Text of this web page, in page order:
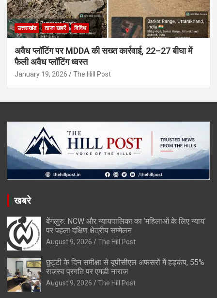
उत्तराखंड ताजा खबरें विविध
अवैध प्लॉटिंग पर MDDA की सख्त कार्रवाई, 22–27 बीघा में
फैली अवैध प्लॉटिंग ध्वस्त
January 19, 2026 The Hill Post
खबरे
बेंगलुरु: NCW और न्यायपालिका का ‘महिलाओं के लिए न्याय’
पर पहला दक्षिण क्षेत्रीय सम्मेलन
August 9, 2026 The Hill Post
छुट्टी के दिन समीक्षा से यूपीसीएल अफसरों में हड़कंप, 55%
राजस्व प्रगति पर एमडी नाराज
August 9, 2026 The Hill Post